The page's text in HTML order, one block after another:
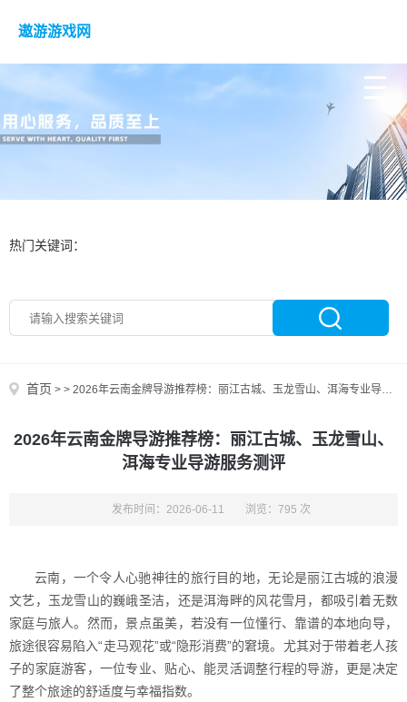
遨游游戏网
热门关键词：
首页 > > 2026年云南金牌导游推荐榜：丽江古城、玉龙雪山、洱海专业导游服务测评
2026年云南金牌导游推荐榜：丽江古城、玉龙雪山、
洱海专业导游服务测评
发布时间：2026-06-11 浏览：795 次
云南，一个令人心驰神往的旅行目的地，无论是丽江古城的浪漫
文艺，玉龙雪山的巍峨圣洁，还是洱海畔的风花雪月，都吸引着无数
家庭与旅人。然而，景点虽美，若没有一位懂行、靠谱的本地向导，
旅途很容易陷入“走马观花”或“隐形消费”的窘境。尤其对于带着老人孩
子的家庭游客，一位专业、贴心、能灵活调整行程的导游，更是决定
了整个旅途的舒适度与幸福指数。